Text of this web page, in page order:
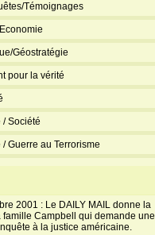
Témoignages
Géostratégie
pour la vérité
Société
/ Guerre au Terrorisme
2001 : Le DAILY MAIL donne la
famille Campbell qui demande une
à la justice américaine.